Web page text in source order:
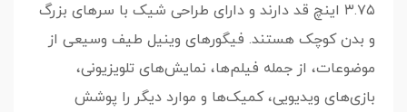
۳.۷۵ اینچ قد دارند و دارای طراحی شیک با سرهای بزرگ
و بدن کوچک هستند. فیگورهای وینیل طیف وسیعی از
موضوعات، از جمله فیلم‌ها، نمایش‌های تلویزیونی،
بازی‌های ویدیویی، کمیک‌ها و موارد دیگر را پوشش